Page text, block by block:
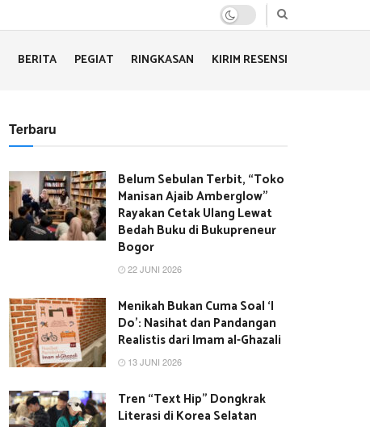
BERITA PEGIAT RINGKASAN KIRIM RESENSI
Terbaru
Belum Sebulan Terbit, “Toko
Manisan Ajaib Amberglow”
Rayakan Cetak Ulang Lewat
Bedah Buku di Bukupreneur
Bogor
22 JUNI 2026
Menikah Bukan Cuma Soal ‘I
Do’: Nasihat dan Pandangan
Realistis dari Imam al-Ghazali
13 JUNI 2026
Tren “Text Hip” Dongkrak
Literasi di Korea Selatan